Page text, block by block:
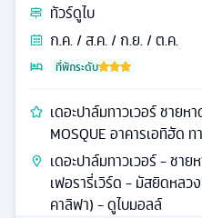
ทัวร์ดูไบ
ก.ค. / ส.ค. / ก.ย. / ต.ค.
ที่พักระดับ
เดอะปาล์มทาวเวอร์ ชายห
MOSQUE อาคารเอทิฮัด ท
เดอะปาล์มทาวเวอร์ - ชา
เฟอรารี่เวิร์ด - มัสยิดหลว
คาลิฟา) - ดูไบมอลล์